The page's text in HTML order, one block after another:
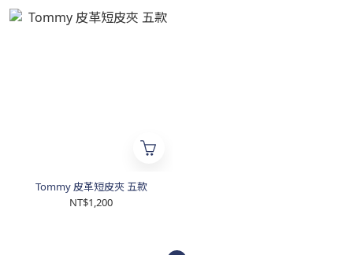
Tommy 皮革短皮夾 五款
NT$1,200